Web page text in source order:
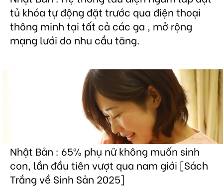
tủ khóa tự động đặt trước qua điện thoại
thông minh tại tất cả các ga , mở rộng
mạng lưới do nhu cầu tăng.
Nhật Bản : 65% phụ nữ không muốn sinh
con, lần đầu tiên vượt qua nam giới [Sách
Trắng về Sinh Sản 2025]